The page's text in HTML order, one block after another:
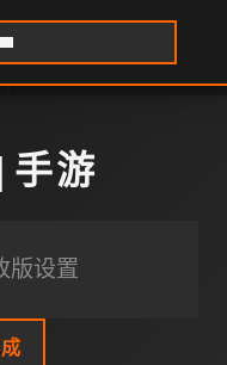
游
版设置